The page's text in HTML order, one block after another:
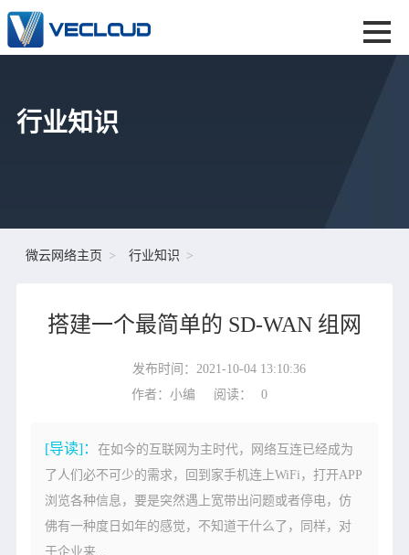
行业知识
微云网络主页 行业知识
搭建一个最简单的 SD-WAN 组网
发布时间：2021-10-04 13:10:36
作者：小编
阅读： 0
[导读]：在如今的互联网为主时代，网络互连已经成为
了人们必不可少的需求，回到家手机连上WiFi，打开APP
浏览各种信息，要是突然遇上宽带出问题或者停电，仿
佛有一种度日如年的感觉，不知道干什么了，同样，对
于企业来...